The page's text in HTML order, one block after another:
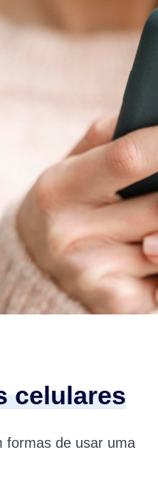
celulares
formas de usar uma